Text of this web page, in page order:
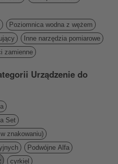
Poziomnica wodna z wężem
Inne narzędzia pomiarowe
zamienne
Urządzenie do
Set
znakowaniu)
Podwójne Alfa
cyrkiel